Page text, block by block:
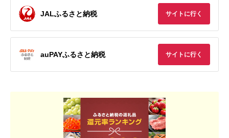
JALふるさと納税 サイトに行く
auPAYふるさと納税 サイトに行く